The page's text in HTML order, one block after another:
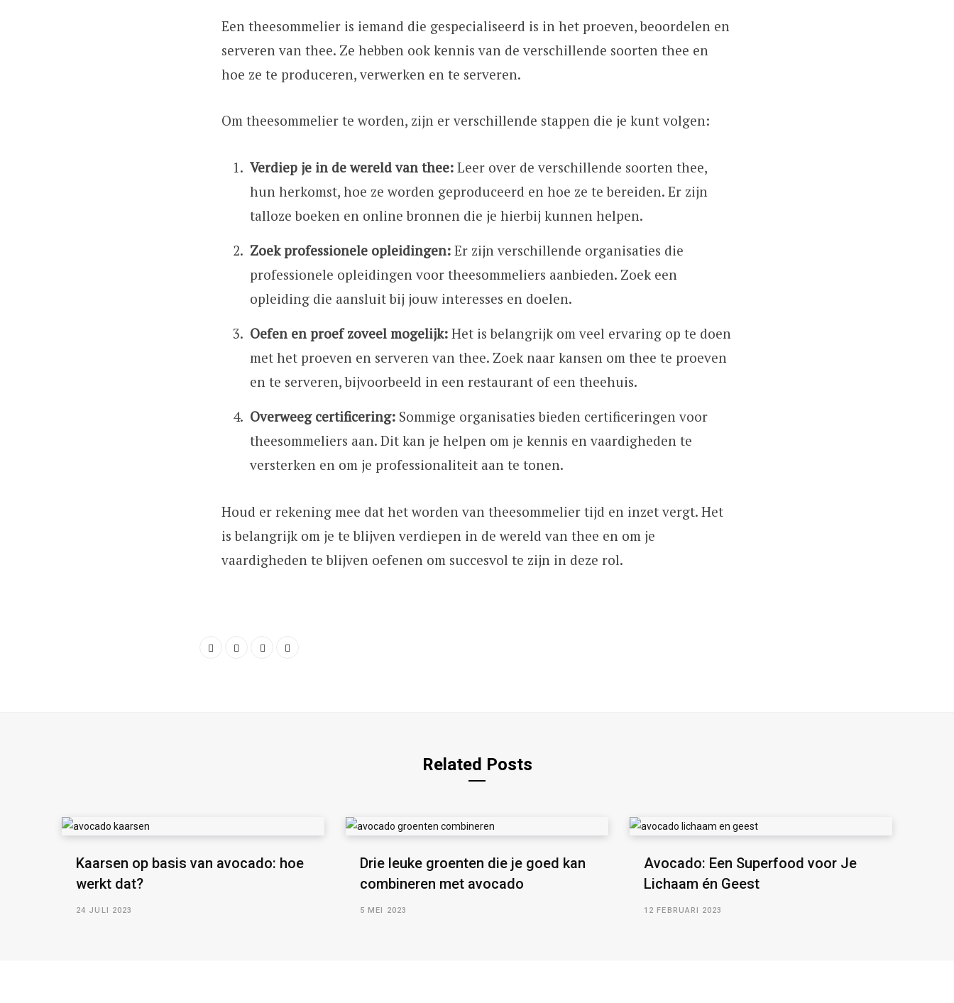
Een theesommelier is iemand die gespecialiseerd is in het proeven, beoordelen en
serveren van thee. Ze hebben ook kennis van de verschillende soorten thee en
hoe ze te produceren, verwerken en te serveren.
Om theesommelier te worden, zijn er verschillende stappen die je kunt volgen:
Verdiep je in de wereld van thee: Leer over de verschillende soorten thee,
hun herkomst, hoe ze worden geproduceerd en hoe ze te bereiden. Er zijn
talloze boeken en online bronnen die je hierbij kunnen helpen.
Zoek professionele opleidingen: Er zijn verschillende organisaties die
professionele opleidingen voor theesommeliers aanbieden. Zoek een
opleiding die aansluit bij jouw interesses en doelen.
Oefen en proef zoveel mogelijk: Het is belangrijk om veel ervaring op te doen
met het proeven en serveren van thee. Zoek naar kansen om thee te proeven
en te serveren, bijvoorbeeld in een restaurant of een theehuis.
Overweeg certificering: Sommige organisaties bieden certificeringen voor
theesommeliers aan. Dit kan je helpen om je kennis en vaardigheden te
versterken en om je professionaliteit aan te tonen.
Houd er rekening mee dat het worden van theesommelier tijd en inzet vergt. Het
is belangrijk om je te blijven verdiepen in de wereld van thee en om je
vaardigheden te blijven oefenen om succesvol te zijn in deze rol.
Related Posts
Kaarsen op basis van avocado: hoe
werkt dat?
24 JULI 2023
Drie leuke groenten die je goed kan
combineren met avocado
5 MEI 2023
Avocado: Een Superfood voor Je
Lichaam én Geest
12 FEBRUARI 2023